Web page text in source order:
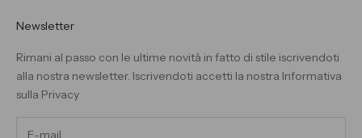
Newsletter
Rimani al passo con le ultime novità in fatto di stile iscrivendoti
alla nostra newsletter. Iscrivendoti accetti la nostra Informativa
sulla Privacy